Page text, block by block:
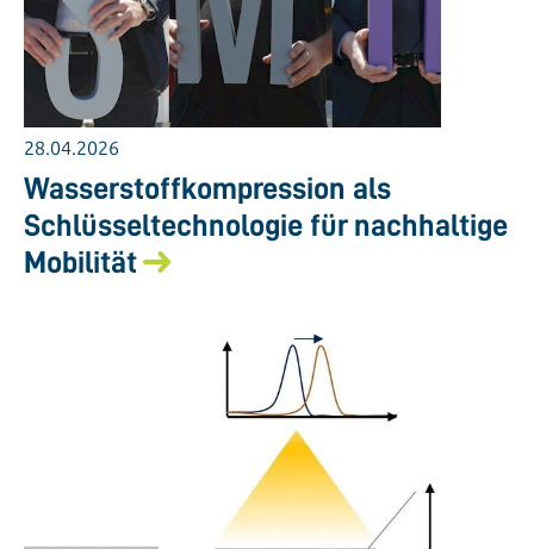
28.04.2026
Wasserstoffkompression als
Schlüsseltechnologie für nachhaltige
Mobilität